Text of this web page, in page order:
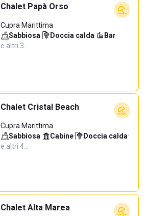
Chalet Papà Orso
Cupra Marittima
Sabbiosa· Doccia calda· Bar·
e altri 3…
Chalet Cristal Beach
Cupra Marittima
Sabbiosa· Cabine· Doccia calda·
e altri 4…
Chalet Alta Marea